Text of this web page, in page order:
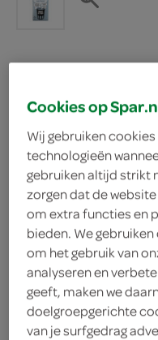
Oatly
Oatly
2.
85
1 Liter
Let op:
producten, maar
verwerkt in de
Cookies op
Wij gebruiken
technologieën
gebruiken altijd strikt
zorgen dat de
om extra functies en
bieden. We
om het gebruik van
analyseren en
geeft, maken we
doelgroepgerichte
van je surfgedrag